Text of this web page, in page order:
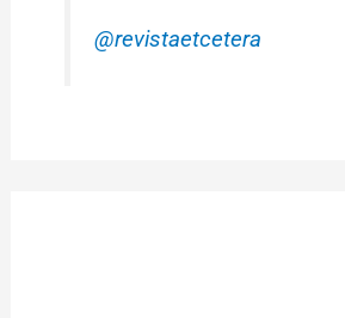
@revistaetcetera